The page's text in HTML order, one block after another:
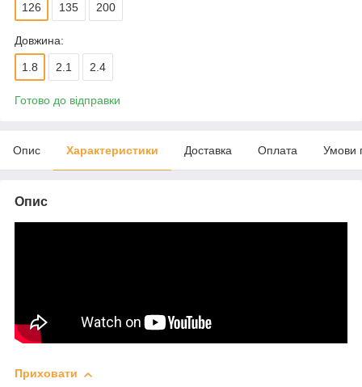
126 135 200
Довжина:
1.8 2.1 2.4
Готово до відправки
Опис Характеристики Доставка Оплата Умови
Опис
Приховати